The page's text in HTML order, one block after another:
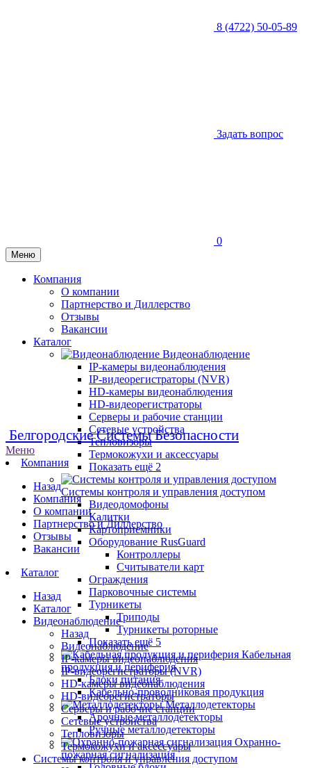
8 (4722) 50-05-89
Задать вопрос
0
Меню
Компания
О компании
Партнерство и Диллерство
Отзывы
Вакансии
Каталог
Видеонаблюдение
IP-камеры видеонаблюдения
IP-видеорегистраторы (NVR)
HD-камеры видеонаблюдения
HD-видеорегистраторы
Серверы и рабочие станции
Сетевые устройства
Тепловизоры
Термокожухи и аксессуары
Показать ещё 2
Системы контроля и управления доступом
Видеодомофоны
Калитки
Картоприемники
Оборудование RusGuard
Контроллеры
Считыватели карт
Ограждения
Парковочные системы
Турникеты
Триподы
Турникеты роторные
Показать ещё 5
Кабельная
продукция и периферия
Блоки питания
Кабельно-проводниковая продукция
Металлодетекторы
Арочные металлодетекторы
Ручные металлодетекторы
Охранно-
пожарная сигнализация
Белгородские Системы Безопасности
Меню
Компания
Назад
Компания
О компании
Партнерство и Диллерство
Отзывы
Вакансии
Каталог
Назад
Каталог
Видеонаблюдение
Назад
Видеонаблюдение
IP-камеры видеонаблюдения
IP-видеорегистраторы (NVR)
HD-камеры видеонаблюдения
HD-видеорегистраторы
Серверы и рабочие станции
Сетевые устройства
Тепловизоры
Термокожухи и аксессуары
Системы контроля и управления доступом